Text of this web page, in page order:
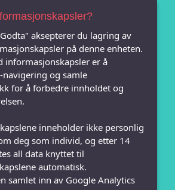
av
aksepterer du lagring av
på denne enheten.
informasjonskapsler er å
og samle
for å forbedre innholdet og
inneholder ikke personlig
deg som individ, og etter 14
all data knyttet til
automatisk.
samlet inn av Google Analytics